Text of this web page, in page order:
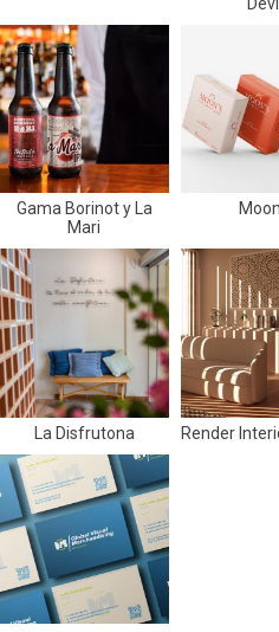
Gama Borinot y La
Mari
La Disfrutona Render